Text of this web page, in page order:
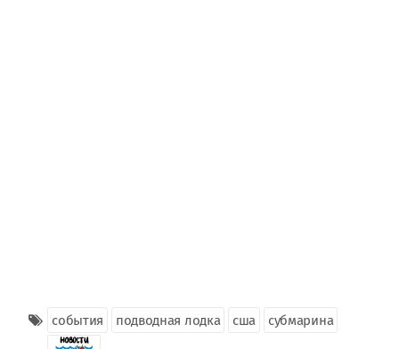
события подводная лодка сша субмарина